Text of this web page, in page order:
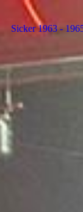
Sicker 1963 -